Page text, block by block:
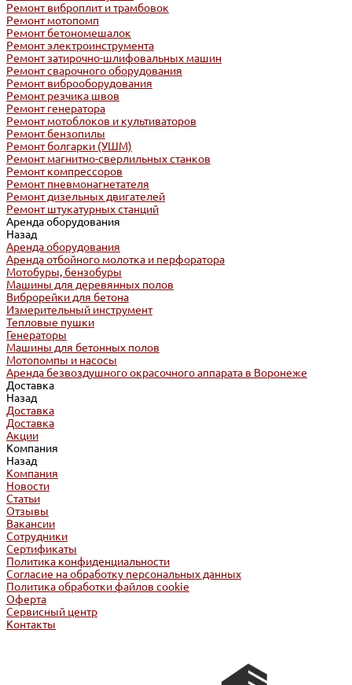
Ремонт виброплит и трамбовок
Ремонт мотопомп
Ремонт бетономешалок
Ремонт электроинструмента
Ремонт затирочно-шлифовальных машин
Ремонт сварочного оборудования
Ремонт виброоборудования
Ремонт резчика швов
Ремонт генератора
Ремонт мотоблоков и культиваторов
Ремонт бензопилы
Ремонт болгарки (УШМ)
Ремонт магнитно-сверлильных станков
Ремонт компрессоров
Ремонт пневмонагнетателя
Ремонт дизельных двигателей
Ремонт штукатурных станций
Аренда оборудования
Назад
Аренда оборудования
Аренда отбойного молотка и перфоратора
Мотобуры, бензобуры
Машины для деревянных полов
Виброрейки для бетона
Измерительный инструмент
Тепловые пушки
Генераторы
Машины для бетонных полов
Мотопомпы и насосы
Аренда безвоздушного окрасочного аппарата в Воронеже
Доставка
Назад
Доставка
Доставка
Акции
Компания
Назад
Компания
Новости
Статьи
Отзывы
Вакансии
Сотрудники
Сертификаты
Политика конфиденциальности
Согласие на обработку персональных данных
Политика обработки файлов cookie
Оферта
Сервисный центр
Контакты